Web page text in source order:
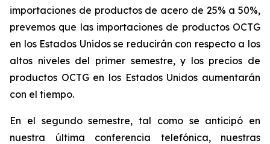
importaciones de productos de acero de 25% a 50%,
prevemos que las importaciones de productos OCTG
en los Estados Unidos se reducirán con respecto a los
altos niveles del primer semestre, y los precios de
productos OCTG en los Estados Unidos aumentarán
con el tiempo.
En el segundo semestre, tal como se anticipó en
nuestra última conferencia telefónica, nuestras